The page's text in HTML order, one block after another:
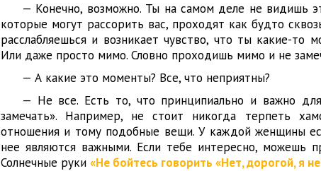
— Конечно, возможно. Ты на самом деле не видишь
которые могут рассорить вас, проходят как будто
расслабляешься и возникает чувство, что ты какие-то
Или даже просто мимо. Словно проходишь мимо и не
— А какие это моменты? Все, что неприятны?
— Не все. Есть то, что принципиально и важно
замечать». Например, не стоит никогда терпеть
отношения и тому подобные вещи. У каждой женщины
нее являются важными. Если тебе интересно, можешь
Солнечные руки «Не бойтесь говорить «Нет, дорогой, я